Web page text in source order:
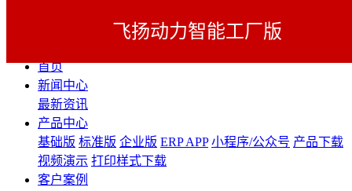
首页
新闻中心
最新资讯
产品中心
基础版 标准版 企业版 ERP APP 小程序/公众号 产品下载
视频演示 打印样式下载
客户案例
飞扬动力智能工厂版